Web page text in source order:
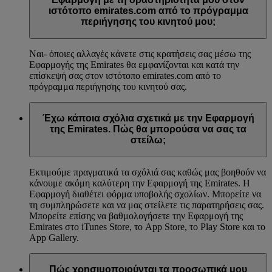
ιστότοπο emirates.com από το πρόγραμμα
περιήγησης του κινητού μου;
Ναι- όποιες αλλαγές κάνετε στις κρατήσεις σας μέσω της
Εφαρμογής της Emirates θα εμφανίζονται και κατά την
επίσκεψή σας στον ιστότοπο emirates.com από το
πρόγραμμα περιήγησης του κινητού σας.
Έχω κάποια σχόλια σχετικά με την Εφαρμογή
της Emirates. Πώς θα μπορούσα να σας τα
στείλω;
Εκτιμούμε πραγματικά τα σχόλιά σας καθώς μας βοηθούν να
κάνουμε ακόμη καλύτερη την Εφαρμογή της Emirates. Η
Εφαρμογή διαθέτει φόρμα υποβολής σχολίων. Μπορείτε να
τη συμπληρώσετε και να μας στείλετε τις παρατηρήσεις σας.
Μπορείτε επίσης να βαθμολογήσετε την Εφαρμογή της
Emirates στο iTunes Store, το App Store, το Play Store και το
App Gallery.
Πώς χρησιμοποιούνται τα προσωπικά μου